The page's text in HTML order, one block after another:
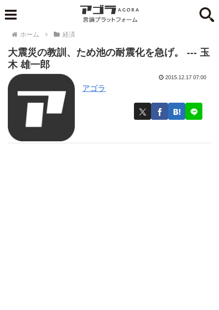
ホーム 経済
大震災の教訓、ため池の耐震化を急げ。 --- 玉
木 雄一郎
アゴラ
2015.12.17 07:00